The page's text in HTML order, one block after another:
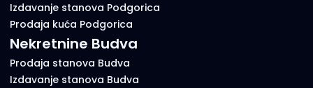
Izdavanje stanova Podgorica
Prodaja kuća Podgorica
Nekretnine Budva
Prodaja stanova Budva
Izdavanje stanova Budva